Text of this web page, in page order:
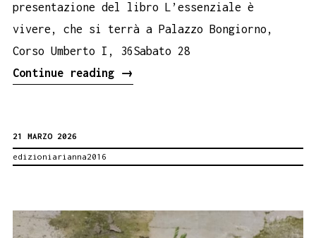
presentazione del libro L’essenziale è
vivere, che si terrà a Palazzo Bongiorno,
Corso Umberto I, 36Sabato 28
Continue reading
Gandolfo
→
21 MARZO 2026
edizioniarianna2016